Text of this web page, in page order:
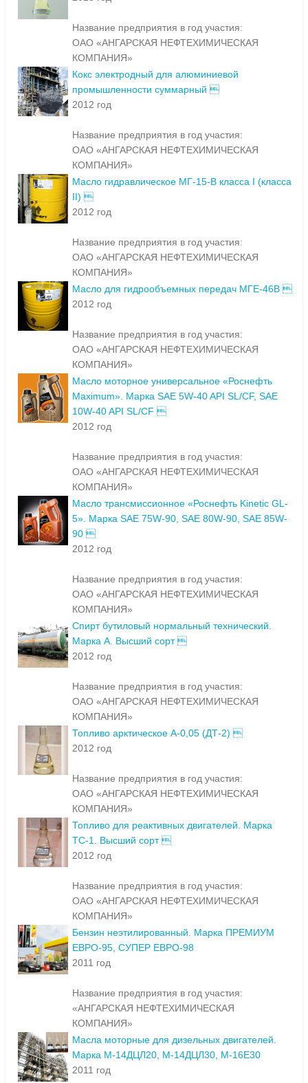
Название предприятия в год участия:
ОАО «АНГАРСКАЯ НЕФТЕХИМИЧЕСКАЯ
КОМПАНИЯ»
Кокс электродный для алюминиевой
промышленности суммарный 
2012 год
Название предприятия в год участия:
ОАО «АНГАРСКАЯ НЕФТЕХИМИЧЕСКАЯ
КОМПАНИЯ»
Масло гидравлическое МГ-15-В класса I (класса
II) 
2012 год
Название предприятия в год участия:
ОАО «АНГАРСКАЯ НЕФТЕХИМИЧЕСКАЯ
КОМПАНИЯ»
Масло для гидрообъемных передач МГЕ-46В 
2012 год
Название предприятия в год участия:
ОАО «АНГАРСКАЯ НЕФТЕХИМИЧЕСКАЯ
КОМПАНИЯ»
Масло моторное универсальное «Роснефть
Maximum». Марка SAE 5W-40 API SL/CF, SAE
10W-40 API SL/CF 
2012 год
Название предприятия в год участия:
ОАО «АНГАРСКАЯ НЕФТЕХИМИЧЕСКАЯ
КОМПАНИЯ»
Масло трансмиссионное «Роснефть Kinetic GL-
5». Марка SAE 75W-90, SAE 80W-90, SAE 85W-
90 
2012 год
Название предприятия в год участия:
ОАО «АНГАРСКАЯ НЕФТЕХИМИЧЕСКАЯ
КОМПАНИЯ»
Спирт бутиловый нормальный технический.
Марка А. Высший сорт 
2012 год
Название предприятия в год участия:
ОАО «АНГАРСКАЯ НЕФТЕХИМИЧЕСКАЯ
КОМПАНИЯ»
Топливо арктическое А-0,05 (ДТ-2) 
2012 год
Название предприятия в год участия:
ОАО «АНГАРСКАЯ НЕФТЕХИМИЧЕСКАЯ
КОМПАНИЯ»
Топливо для реактивных двигателей. Марка
ТС-1. Высший сорт 
2012 год
Название предприятия в год участия:
ОАО «АНГАРСКАЯ НЕФТЕХИМИЧЕСКАЯ
КОМПАНИЯ»
Бензин неэтилированный. Марка ПРЕМИУМ
ЕВРО-95, СУПЕР ЕВРО-98
2011 год
Название предприятия в год участия:
«АНГАРСКАЯ НЕФТЕХИМИЧЕСКАЯ
КОМПАНИЯ»
Масла моторные для дизельных двигателей.
Марка М-14ДЦЛ20, М-14ДЦЛ30, М-16Е30
2011 год